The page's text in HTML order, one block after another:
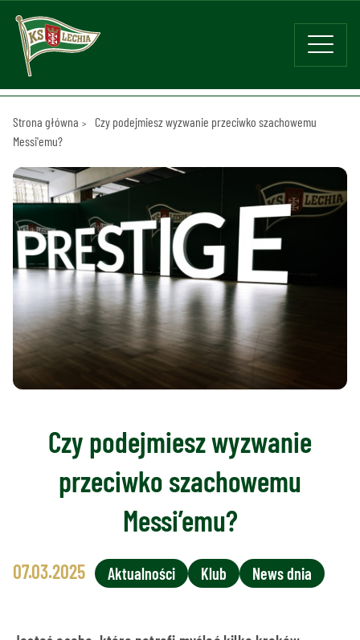
Strona główna
Czy podejmiesz wyzwanie przeciwko szachowemu
Messi'emu?
Czy podejmiesz wyzwanie
przeciwko szachowemu
Messi’emu?
07.03.2025 Aktualności Klub News dnia